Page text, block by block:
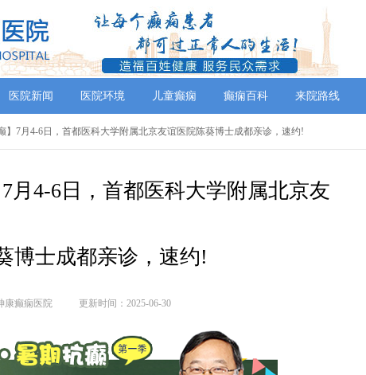
医院新闻 医院环境 儿童癫痫 癫痫百科 来院路线
】7月4-6日，首都医科大学附属北京友谊医院陈葵博士成都亲诊，速约!
月4-6日，首都医科大学附属北京友
博士成都亲诊，速约!
康癫痫医院 更新时间：2025-06-30